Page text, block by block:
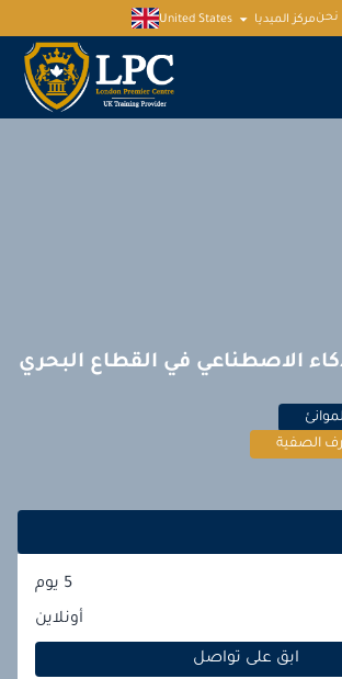
نحنمركز الميديا United States
الاصطناعي في القطاع البحري
الصفية
5 يوم
أونلاين
ابق على تواصل